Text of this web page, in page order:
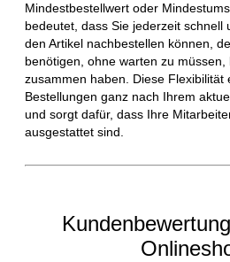
Mindestbestellwert oder
bedeutet, dass Sie jederzeit schnell
den Artikel nachbestellen können,
benötigen, ohne warten zu müssen,
zusammen haben. Diese Flexibilität
Bestellungen ganz nach Ihrem
und sorgt dafür, dass Ihre
ausgestattet sind.